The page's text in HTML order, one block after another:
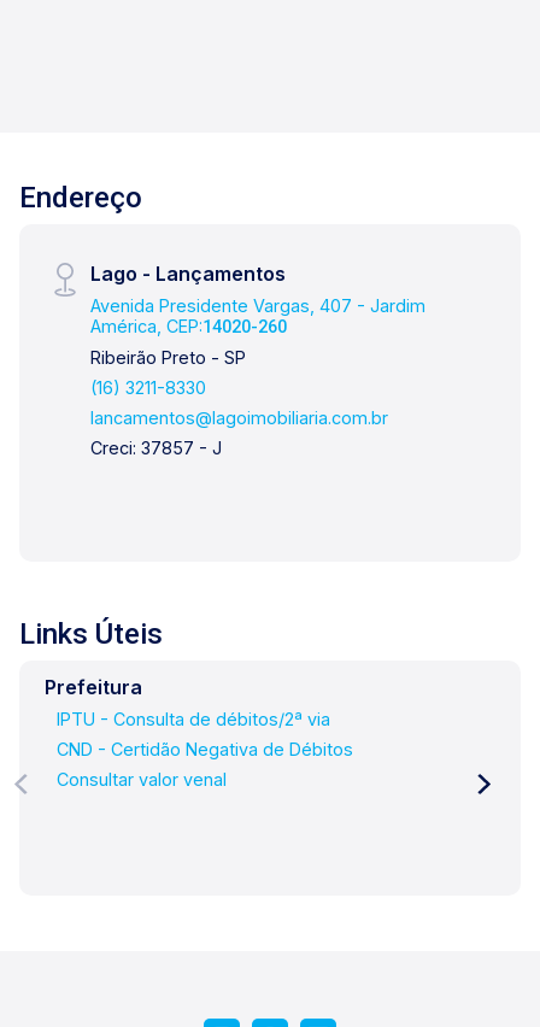
Endereço
Lago - Lançamentos
Avenida Presidente Vargas, 407 - Jardim
América, CEP:14020-260
Ribeirão Preto - SP
(16) 3211-8330
lancamentos@lagoimobiliaria.com.br
Creci: 37857 - J
Links Úteis
Prefeitura
IPTU - Consulta de débitos/2ª via
CND - Certidão Negativa de Débitos
Consultar valor venal